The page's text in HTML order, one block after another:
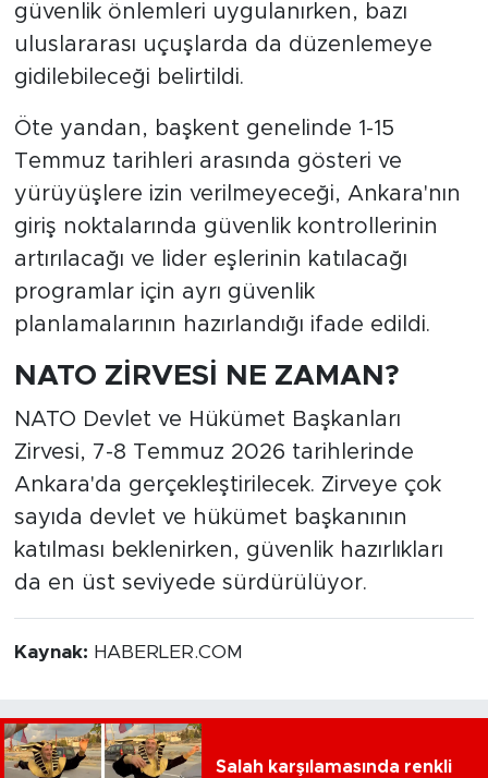
güvenlik önlemleri uygulanırken, bazı
uluslararası uçuşlarda da düzenlemeye
gidilebileceği belirtildi.
Öte yandan, başkent genelinde 1-15
Temmuz tarihleri arasında gösteri ve
yürüyüşlere izin verilmeyeceği, Ankara'nın
giriş noktalarında güvenlik kontrollerinin
artırılacağı ve lider eşlerinin katılacağı
programlar için ayrı güvenlik
planlamalarının hazırlandığı ifade edildi.
NATO ZİRVESİ NE ZAMAN?
NATO Devlet ve Hükümet Başkanları
Zirvesi, 7-8 Temmuz 2026 tarihlerinde
Ankara'da gerçekleştirilecek. Zirveye çok
sayıda devlet ve hükümet başkanının
katılması beklenirken, güvenlik hazırlıkları
da en üst seviyede sürdürülüyor.
Kaynak: HABERLER.COM
Salah karşılamasında renkli